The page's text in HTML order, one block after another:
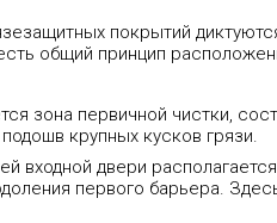
покрытий
общий принцип
зона первичной чистки,
крупных кусков грязи.
входной двери
первого барьера.